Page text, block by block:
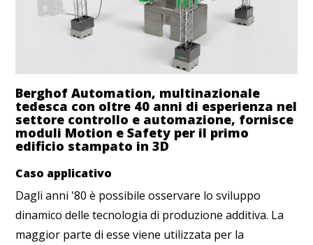
Berghof Automation, multinazionale
tedesca con oltre 40 anni di esperienza nel
settore controllo e automazione, fornisce
moduli Motion e Safety per il primo
edificio stampato in 3D
Caso applicativo
Dagli anni '80 è possibile osservare lo sviluppo
dinamico delle tecnologia di produzione additiva. La
maggior parte di esse viene utilizzata per la